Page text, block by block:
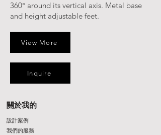
360° around its vertical axis. Metal base
and height adjustable feet.
View More
Inquire
關於我的
設計案例
我們的服務